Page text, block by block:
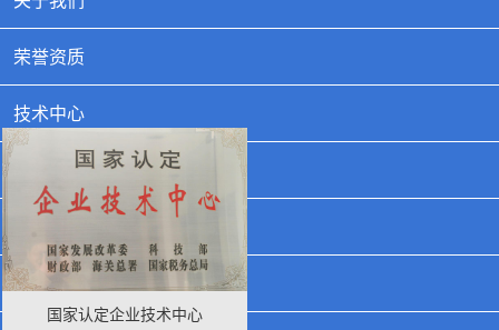
荣誉资质
技术中心
产品中心
人力资源
荣誉资质
公司荣誉 其他资质
国家认定企业技术中心